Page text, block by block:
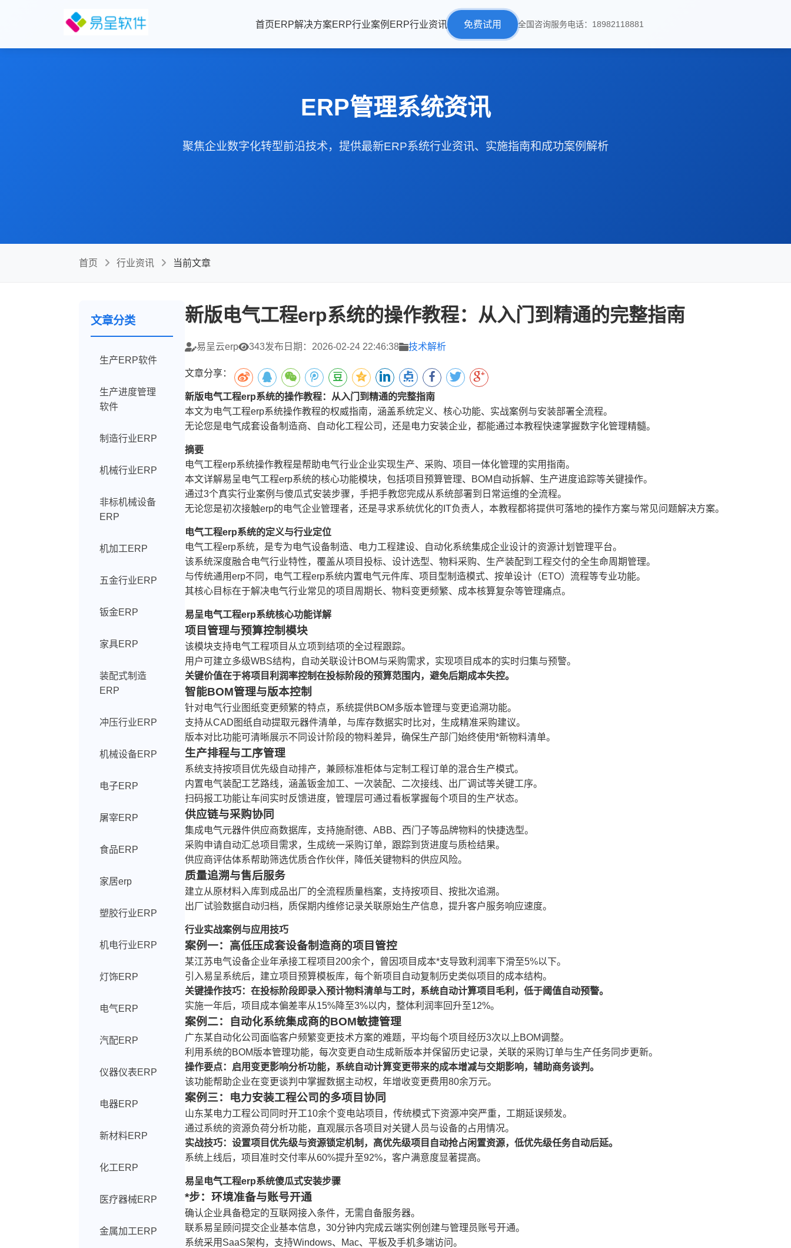
首页ERP解决方案ERP行业案例 ERP行业资讯 免费试用 全国咨询服务电话：18982118881
ERP管理系统资讯
聚焦企业数字化转型前沿技术，提供最新ERP系统行业资讯、实施指南和成功案例解析
首页 行业资讯 当前文章
文章分类
生产ERP软件
生产进度管理
软件
制造行业ERP
机械行业ERP
非标机械设备
ERP
机加工ERP
五金行业ERP
钣金ERP
家具ERP
装配式制造
ERP
冲压行业ERP
机械设备ERP
电子ERP
屠宰ERP
食品ERP
家居erp
塑胶行业ERP
机电行业ERP
灯饰ERP
电气ERP
汽配ERP
仪器仪表ERP
电器ERP
新材料ERP
化工ERP
医疗器械ERP
金属加工ERP
新版电气工程erp系统的操作教程：从入门到精通的完整指南
易呈云erp 343发布日期：2026-02-24 22:46:38 技术解析
文章分享：
新版电气工程erp系统的操作教程：从入门到精通的完整指南
本文为电气工程erp系统操作教程的权威指南，涵盖系统定义、核心功能、实战案例与安装部署全流程。
无论您是电气成套设备制造商、自动化工程公司，还是电力安装企业，都能通过本教程快速掌握数字化管理精髓。
摘要
电气工程erp系统操作教程是帮助电气行业企业实现生产、采购、项目一体化管理的实用指南。
本文详解易呈电气工程erp系统的核心功能模块，包括项目预算管理、BOM自动拆解、生产进度追踪等关键操作。
通过3个真实行业案例与傻瓜式安装步骤，手把手教您完成从系统部署到日常运维的全流程。
无论您是初次接触erp的电气企业管理者，还是寻求系统优化的IT负责人，本教程都将提供可落地的操作方案与常见问题解决方案。
电气工程erp系统的定义与行业定位
电气工程erp系统，是专为电气设备制造、电力工程建设、自动化系统集成企业设计的资源计划管理平台。
该系统深度融合电气行业特性，覆盖从项目投标、设计选型、物料采购、生产装配到工程交付的全生命周期管理。
与传统通用erp不同，电气工程erp系统内置电气元件库、项目型制造模式、按单设计（ETO）流程等专业功能。
其核心目标在于解决电气行业常见的项目周期长、物料变更频繁、成本核算复杂等管理痛点。
易呈电气工程erp系统核心功能详解
项目管理与预算控制模块
该模块支持电气工程项目从立项到结项的全过程跟踪。
用户可建立多级WBS结构，自动关联设计BOM与采购需求，实现项目成本的实时归集与预警。
关键价值在于将项目利润率控制在投标阶段的预算范围内，避免后期成本失控。
智能BOM管理与版本控制
针对电气行业图纸变更频繁的特点，系统提供BOM多版本管理与变更追溯功能。
支持从CAD图纸自动提取元器件清单，与库存数据实时比对，生成精准采购建议。
版本对比功能可清晰展示不同设计阶段的物料差异，确保生产部门始终使用*新物料清单。
生产排程与工序管理
系统支持按项目优先级自动排产，兼顾标准柜体与定制工程订单的混合生产模式。
内置电气装配工艺路线，涵盖钣金加工、一次装配、二次接线、出厂调试等关键工序。
扫码报工功能让车间实时反馈进度，管理层可通过看板掌握每个项目的生产状态。
供应链与采购协同
集成电气元器件供应商数据库，支持施耐德、ABB、西门子等品牌物料的快捷选型。
采购申请自动汇总项目需求，生成统一采购订单，跟踪到货进度与质检结果。
供应商评估体系帮助筛选优质合作伙伴，降低关键物料的供应风险。
质量追溯与售后服务
建立从原材料入库到成品出厂的全流程质量档案，支持按项目、按批次追溯。
出厂试验数据自动归档，质保期内维修记录关联原始生产信息，提升客户服务响应速度。
行业实战案例与应用技巧
案例一：高低压成套设备制造商的项目管控
某江苏电气设备企业年承接工程项目200余个，曾因项目成本*支导致利润率下滑至5%以下。
引入易呈系统后，建立项目预算模板库，每个新项目自动复制历史类似项目的成本结构。
关键操作技巧：在投标阶段即录入预计物料清单与工时，系统自动计算项目毛利，低于阈值自动预警。
实施一年后，项目成本偏差率从15%降至3%以内，整体利润率回升至12%。
案例二：自动化系统集成商的BOM敏捷管理
广东某自动化公司面临客户频繁变更技术方案的难题，平均每个项目经历3次以上BOM调整。
利用系统的BOM版本管理功能，每次变更自动生成新版本并保留历史记录，关联的采购订单与生产任务同步更新。
操作要点：启用变更影响分析功能，系统自动计算变更带来的成本增减与交期影响，辅助商务谈判。
该功能帮助企业在变更谈判中掌握数据主动权，年增收变更费用80余万元。
案例三：电力安装工程公司的多项目协同
山东某电力工程公司同时开工10余个变电站项目，传统模式下资源冲突严重，工期延误频发。
通过系统的资源负荷分析功能，直观展示各项目对关键人员与设备的占用情况。
实战技巧：设置项目优先级与资源锁定机制，高优先级项目自动抢占闲置资源，低优先级任务自动后延。
系统上线后，项目准时交付率从60%提升至92%，客户满意度显著提高。
易呈电气工程erp系统傻瓜式安装步骤
*步：环境准备与账号开通
确认企业具备稳定的互联网接入条件，无需自备服务器。
联系易呈顾问提交企业基本信息，30分钟内完成云端实例创建与管理员账号开通。
系统采用SaaS架构，支持Windows、Mac、平板及手机多端访问。